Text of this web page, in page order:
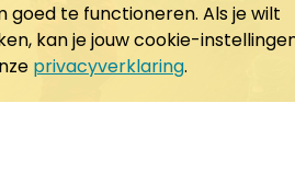
goed te functioneren. Als je wilt
kan je jouw cookie-
privacyverklaring.